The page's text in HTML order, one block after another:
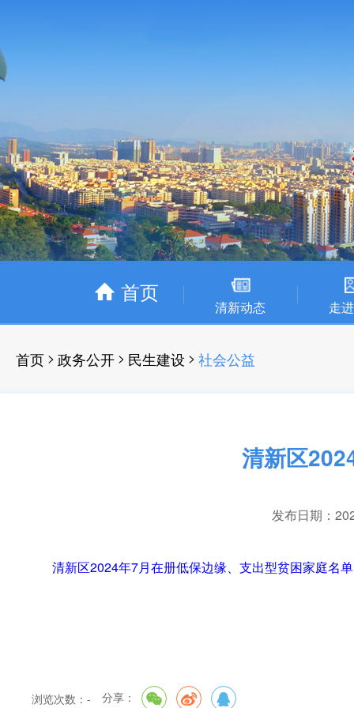
首页
清新动态 走
首页 > 政务公开 > 民生建设 > 社会公益
清新区
发布日期：
清新区2024年7月在册低保边缘、支出型贫困家庭名
浏览次数： - 分享：